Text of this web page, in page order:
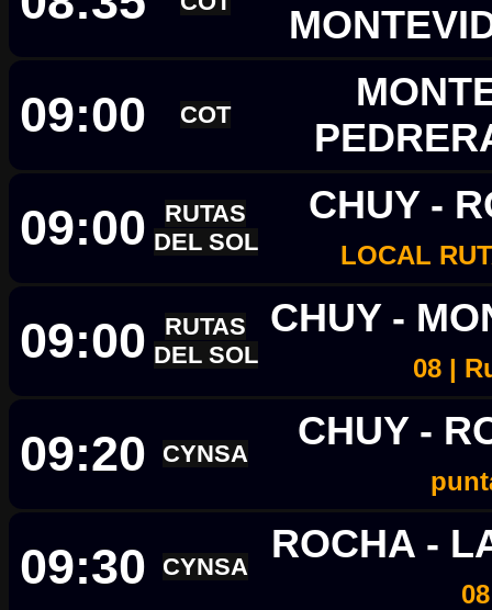
09:00 COT
09:00
RUTAS
DEL SOL
CHUY -
LOCAL
09:00
RUTAS
DEL SOL
CHUY -
08 |
09:20 CYNSA
CHUY -
09:30 CYNSA
ROCHA -